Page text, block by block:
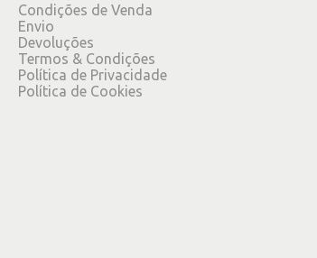
Condições de Venda
Envio
Devoluções
Termos & Condições
Política de Privacidade
Política de Cookies